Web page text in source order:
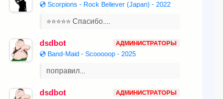
💿 Scorpions - Rock Believer (Japan) - 2022
⭐⭐⭐⭐⭐ Спасибо....
dsdbot АДМИНИСТРАТОРЫ
💿 Band-Maid - Scooooop - 2025
поправил...
dsdbot АДМИНИСТРАТОРЫ